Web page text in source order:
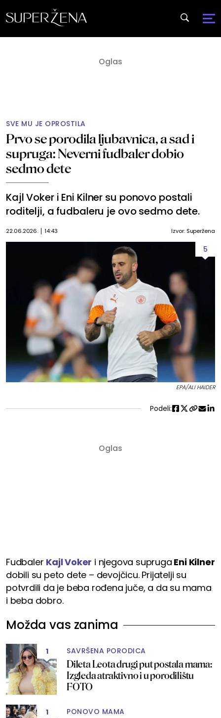
SVE MU JE OPROSTILA
Prvo se porodila ljubavnica, a sad i
supruga: Neverni fudbaler dobio
sedmo dete
Kajl Voker i Eni Kilner su ponovo postali
roditelji, a fudbaleru je ovo sedmo dete.
22.06.2026. 14:43 Izvor: Superžena
5
EPA/ALI HAIDER
Podeli:
Fudbaler Kajl Voker i njegova supruga Eni Kilner
dobili su peto dete – devojčicu. Prijatelji su
potvrdili da je beba rođena juče, a da su mama
i beba dobro.
Možda vas zanima
1 SAVRŠENA PORODICA
Dileta Leota drugi put postala mama:
Izgleda atraktivno i u porodilištu
FOTO
1 PONOVO MAMA